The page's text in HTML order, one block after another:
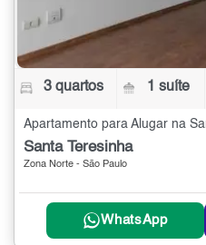
3 quartos 1 suíte
Apartamento para Alugar na
Santa Teresinha
Zona Norte - São Paulo
WhatsApp